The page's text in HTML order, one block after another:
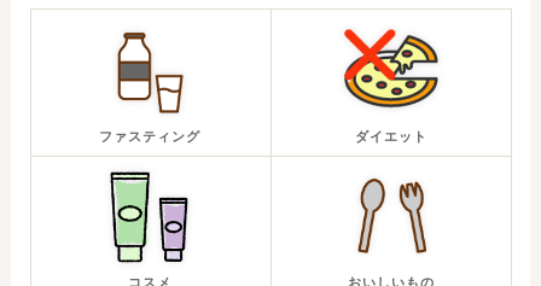
ファスティング ダイエット
コスメ おいしいもの